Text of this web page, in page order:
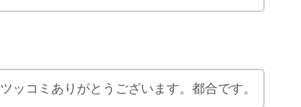
ツッコミありがとうございます。都合です。